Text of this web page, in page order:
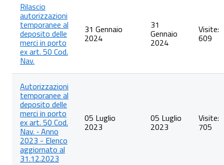
Rilascio
autorizzazioni
temporanee al
deposito delle
merci in porto
ex art. 50 Cod.
Nav.
31 Gennaio
2024
31
Gennaio
2024
Visite:
609
Autorizzazioni
temporanee al
deposito delle
merci in porto
ex art. 50 Cod.
Nav. ‐ Anno
2023 - Elenco
aggiornato al
31.12.2023
05 Luglio
2023
05 Luglio
2023
Visite:
705